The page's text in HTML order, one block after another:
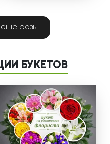
еще розы
БУКЕТОВ